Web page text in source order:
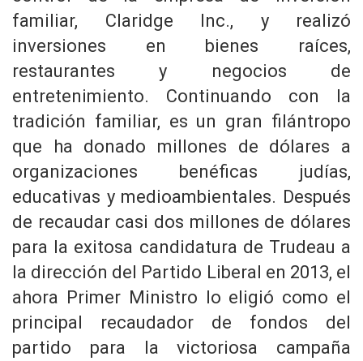
familiar, Claridge Inc., y realizó
inversiones en bienes raíces,
restaurantes y negocios de
entretenimiento. Continuando con la
tradición familiar, es un gran filántropo
que ha donado millones de dólares a
organizaciones benéficas judías,
educativas y medioambientales. Después
de recaudar casi dos millones de dólares
para la exitosa candidatura de Trudeau a
la dirección del Partido Liberal en 2013, el
ahora Primer Ministro lo eligió como el
principal recaudador de fondos del
partido para la victoriosa campaña